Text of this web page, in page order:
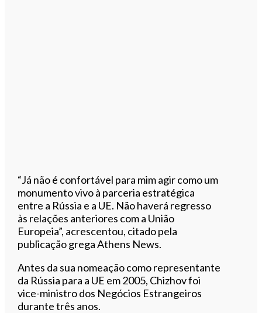
“Já não é confortável para mim agir como um
monumento vivo à parceria estratégica
entre a Rússia e a UE. Não haverá regresso
às relações anteriores com a União
Europeia”, acrescentou, citado pela
publicação grega Athens News.
Antes da sua nomeação como representante
da Rússia para a UE em 2005, Chizhov foi
vice-ministro dos Negócios Estrangeiros
durante três anos.